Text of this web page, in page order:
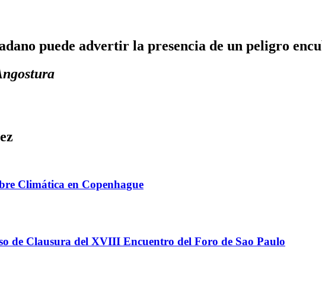
puede advertir la presencia de un peligro
Climática en Copenhague
de Clausura del XVIII Encuentro del Foro de Sao Paulo